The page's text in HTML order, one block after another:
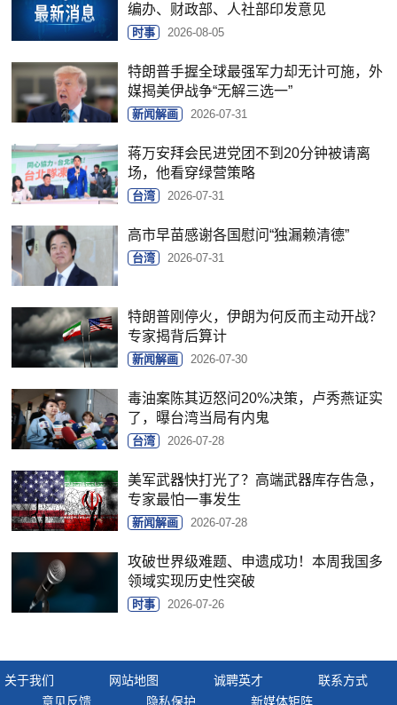
编办、财政部、人社部印发意见
时事 2026-08-05
特朗普手握全球最强军力却无计可施，外
媒揭美伊战争“无解三选一”
新闻解画 2026-07-31
蒋万安拜会民进党团不到20分钟被请离
场，他看穿绿营策略
台湾 2026-07-31
高市早苗感谢各国慰问“独漏赖清德”
台湾 2026-07-31
特朗普刚停火，伊朗为何反而主动开战？
专家揭背后算计
新闻解画 2026-07-30
毒油案陈其迈怒问20%决策，卢秀燕证实
了，曝台湾当局有内鬼
台湾 2026-07-28
美军武器快打光了？高端武器库存告急，
专家最怕一事发生
新闻解画 2026-07-28
攻破世界级难题、申遗成功！本周我国多
领域实现历史性突破
时事 2026-07-26
关于我们 网站地图 诚聘英才
联系方式
意见反馈
隐私保护 新媒体矩阵